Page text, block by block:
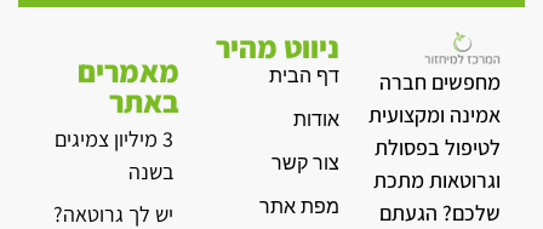
מחפשים חברה
אמינה ומקצועית
לטיפול בפסולת
וגרוטאות מתכת
שלכם? הגעתם
ניווט מהיר
דף הבית
אודות
צור קשר
מפת אתר
מאמרים
באתר
3 מיליון צמיגים
בשנה
יש לך גרוטאה?